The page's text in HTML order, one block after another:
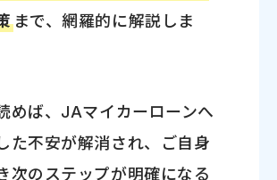
まで、網羅的に解説しま
めば、JAマイカーローンへ
た不安が解消され、ご自身
次のステップが明確になる